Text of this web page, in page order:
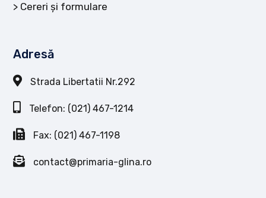
Cereri și formulare
Adresă
Strada Libertatii Nr.292
Telefon: (021) 467-1214
Fax: (021) 467-1198
contact@primaria-glina.ro